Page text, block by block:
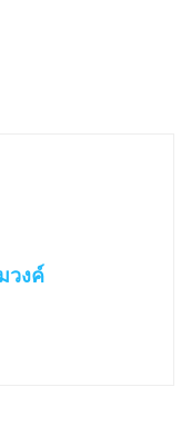
วงค์